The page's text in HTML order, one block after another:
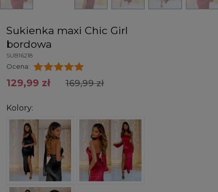
Sukienka maxi Chic Girl
bordowa
SUB16218
Ocena:
129,99 zł 169,99 zł
Kolory: